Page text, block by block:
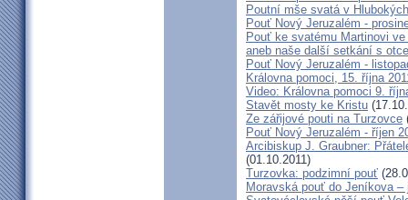
Poutní mše svatá v
Pouť Nový Jeruzalém -
Pouť ke svatému Martinovi
aneb naše další setkání s
Pouť Nový Jeruzalém -
Královna pomoci, 15. října
Video: Královna pomoci 9.
Stavět mosty ke Kristu
Ze zářijové pouti na Turzovce
Pouť Nový Jeruzalém - říjen
Arcibiskup J. Graubner:
(01.10.2011)
Turzovka: podzimní pouť
Moravská pouť do Jeníkova